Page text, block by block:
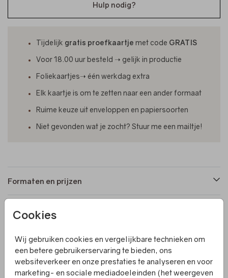
Cookies
Wij gebruiken cookies en vergelijkbare technieken om
een betere gebruikerservaring te bieden, ons
websiteverkeer en onze prestaties te analyseren en voor
marketing- en sociale mediadoeleinden (het weergeven
Hulp nodig?
Tijdelijk gratis proefkaartje met code GRATIS
Voor 18.00 uur besteld ➝ gelijk in productie
Foliekaartjes➝ één werkdag extra
Elk kaartje is om te zetten naar een ander formaat
Ruime keuze uit enveloppen en papiersoorten
Niet gevonden wat je zocht? Stuur me een mailtje!
Formaten en prijzen
Productinformatie
Omschrijving
Op zoek naar een prachtig geboortekaartje voor jullie
dochter? Dit kaartje is een uniek en luxe ontwerp. Met